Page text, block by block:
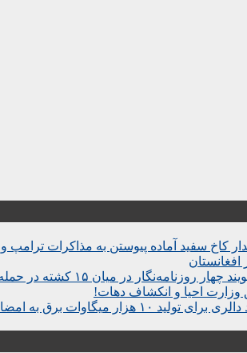
کاخ سفید آماده پیوستن به مذاکرات ترامپ
افغانستان
در میان ۱۵ کشته در حمله اسرائیل به بیمارستان
وزارت احیا و انکشاف دهات!